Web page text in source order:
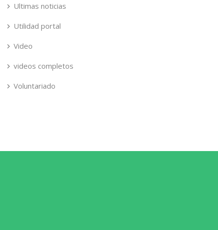
Ultimas noticias
Utilidad portal
Video
videos completos
Voluntariado